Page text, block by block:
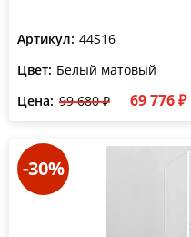
Артикул: 44S16
Цвет: Белый матовый
Цена: 99 680 ₽ 69 776 ₽
-30%